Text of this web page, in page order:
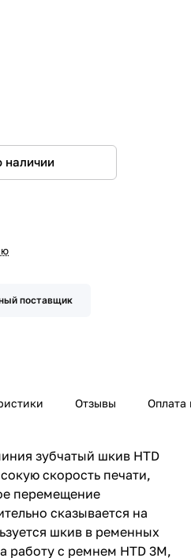
наличии
поставщик
Отзывы Оплата
зубчатый шкив HTD
скорость печати,
перемещение
сказывается на
шкив в ременных
работу с ремнем HTD 3M,